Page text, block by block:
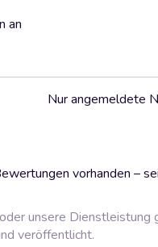
an
vorhanden –
Nur angemeldete
unsere Dienstleistung
veröffentlicht.